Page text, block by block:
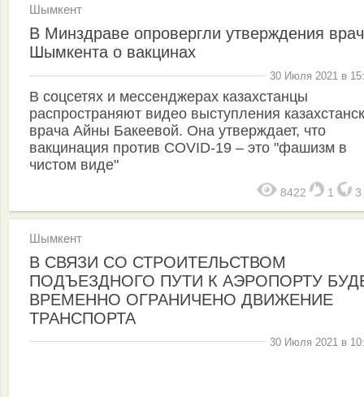
Шымкент
В Минздраве опровергли утверждения
Шымкента о вакцинах
30 Июля 2021 в
В соцсетях и мессенджерах казахстанцы
распространяют видео выступления
врача Айны Бакеевой. Она утверждает, что
вакцинация против COVID-19 – это "фашизм в
чистом виде"
8422 1 3
Шымкент
В СВЯЗИ СО СТРОИТЕЛЬСТВОМ
ПОДЪЕЗДНОГО ПУТИ К АЭРОПОРТУ
ВРЕМЕННО ОГРАНИЧЕНО ДВИЖЕНИЕ
ТРАНСПОРТА
30 Июля 2021 в